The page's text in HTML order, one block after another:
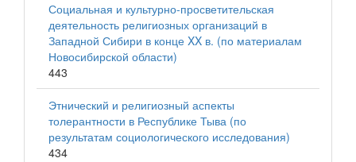
Социальная и культурно-просветительская
деятельность религиозных организаций в
Западной Сибири в конце XX в. (по материалам
Новосибирской области)
443
Этнический и религиозный аспекты
толерантности в Республике Тыва (по
результатам социологического исследования)
434